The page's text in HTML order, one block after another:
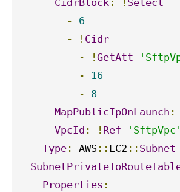
CidrBlock : ! Select
-
6
-
! Cidr
-
! GetAtt
-
16
-
8
MapPublicIpOnLaunch :
VpcId : ! Ref
'SftpVpc'
Type : AWS :: EC2 :: Subnet
Properties :